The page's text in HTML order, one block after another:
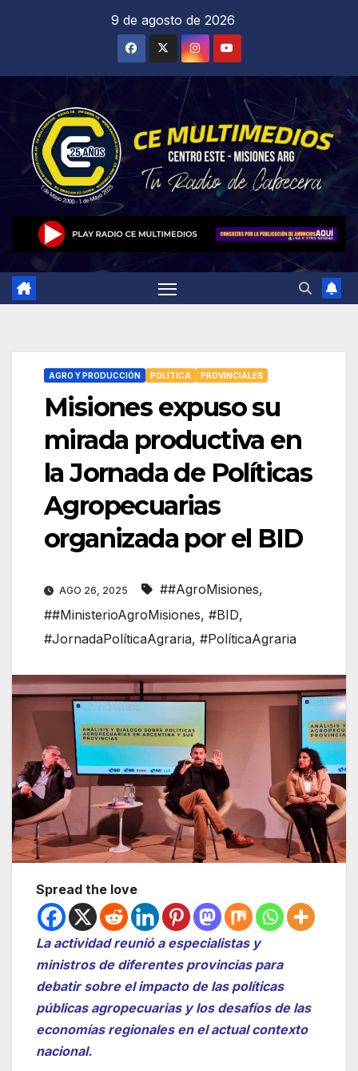
9 de agosto de 2026
AGRO Y PRODUCCIÓN POLÍTICA PROVINCIALES
Misiones expuso su
mirada productiva en
la Jornada de Políticas
Agropecuarias
organizada por el BID
AGO 26, 2025 ##AgroMisiones,
##MinisterioAgroMisiones, #BID,
#JornadaPolíticaAgraria, #PolíticaAgraria
Spread the love
La actividad reunió a especialistas y
ministros de diferentes provincias para
debatir sobre el impacto de las políticas
públicas agropecuarias y los desafíos de las
economías regionales en el actual contexto
nacional.